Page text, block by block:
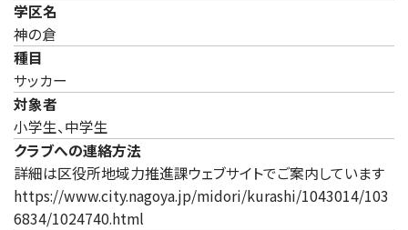
学区名
神の倉
種目
サッカー
対象者
小学生、中学生
クラブへの連絡方法
詳細は区役所地域力推進課ウェブサイトでご案内しています
https://www.city.nagoya.jp/midori/kurashi/1043014/103
6834/1024740.html